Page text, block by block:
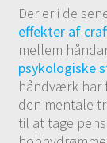
Der er i de
effekter af
mellem
psykologiske
håndværk har
den mentale
til at tage